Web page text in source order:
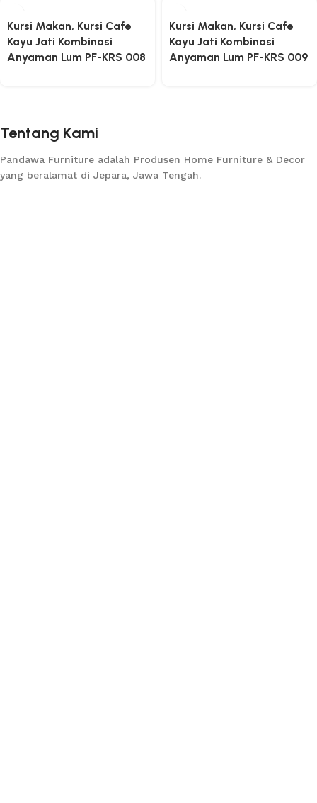
Kursi Makan, Kursi Cafe
Kayu Jati Kombinasi
Anyaman Lum PF-KRS 008
Kursi Makan, Kursi Cafe
Kayu Jati Kombinasi
Anyaman Lum PF-KRS 009
Tentang Kami
Pandawa Furniture adalah Produsen Home Furniture & Decor
yang beralamat di Jepara, Jawa Tengah.